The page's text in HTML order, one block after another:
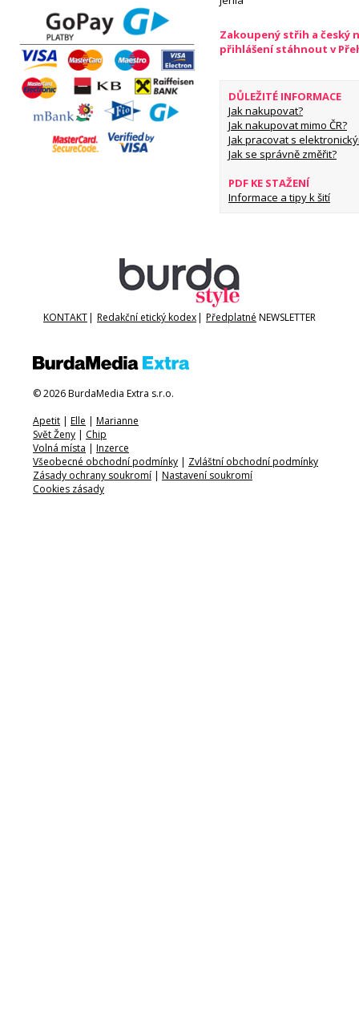
Zakoupený střih a český
přihlášení stáhnout v
DŮLEŽITÉ INFORMACE
Jak nakupovat?
Jak nakupovat mimo ČR?
Jak pracovat s
Jak se správně změřit?
PDF KE STAŽENÍ
Informace a tipy k šití
KONTAKT Redakční etický kodex Předplatné NEWSLETTER
© 2026 BurdaMedia Extra s.r.o.
Apetit | Elle | Marianne
Svět Ženy | Chip
Volná místa | Inzerce
Všeobecné obchodní podmínky | Zvláštní obchodní podmínky
Zásady ochrany soukromí | Nastavení soukromí
Cookies zásady